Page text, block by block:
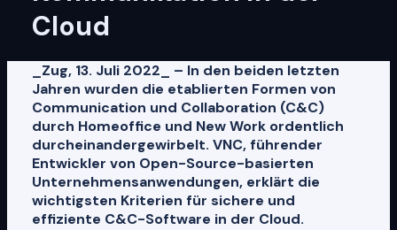
Cloud
_Zug, 13. Juli 2022_ – In den beiden letzten
Jahren wurden die etablierten Formen von
Communication und Collaboration (C&C)
durch Homeoffice und New Work ordentlich
durcheinandergewirbelt. VNC, führender
Entwickler von Open-Source-basierten
Unternehmensanwendungen, erklärt die
wichtigsten Kriterien für sichere und
effiziente C&C-Software in der Cloud.